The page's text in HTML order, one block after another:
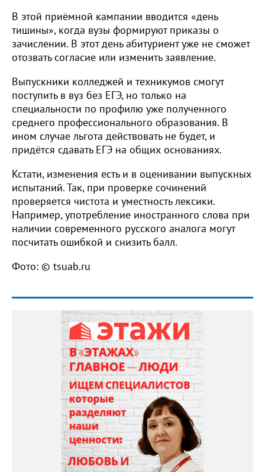
В этой приёмной кампании вводится «день
тишины», когда вузы формируют приказы о
зачислении. В этот день абитуриент уже не сможет
отозвать согласие или изменить заявление.
Выпускники колледжей и техникумов смогут
поступить в вуз без ЕГЭ, но только на
специальности по профилю уже полученного
среднего профессионального образования. В
ином случае льгота действовать не будет, и
придётся сдавать ЕГЭ на общих основаниях.
Кстати, изменения есть и в оценивании выпускных
испытаний. Так, при проверке сочинений
проверяется чистота и уместность лексики.
Например, употребление иностранного слова при
наличии современного русского аналога могут
посчитать ошибкой и снизить балл.
Фото: © tsuab.ru